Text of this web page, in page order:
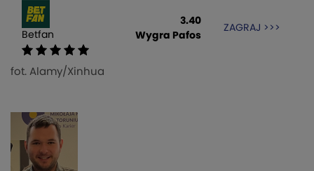
Betfan
3.40
Wygra Pafos
ZAGRAJ >>>
fot. Alamy/Xinhua